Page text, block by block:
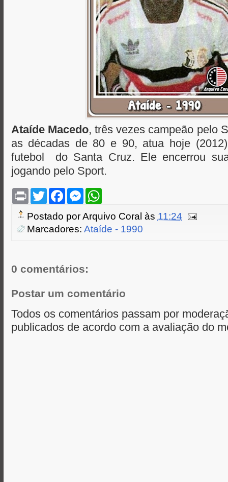
Ataíde Macedo, três vezes campeão pelo
as décadas de 80 e 90, atua hoje
futebol do Santa Cruz. Ele encerrou
jogando pelo Sport.
P
n
t
T
w
t
e
F
e
b
o
M
s
e
n
W
t
s
A
Postado porArquivo Coral às 11:24
Marcadores: Ataíde - 1990
0 comentários:
Postar um comentário
Todos os comentários passam por
publicados de acordo com a avaliação do